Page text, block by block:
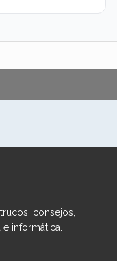
consejos,
informática.